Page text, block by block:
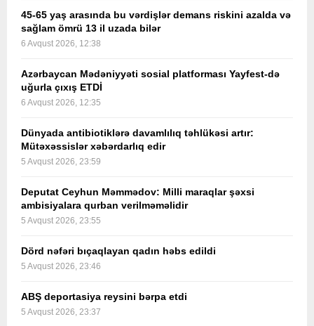
45-65 yaş arasında bu vərdişlər demans riskini azalda və
sağlam ömrü 13 il uzada bilər
6 Avqust 2026, 12:38
Azərbaycan Mədəniyyəti sosial platforması Yayfest-də
uğurla çıxış ETDİ
6 Avqust 2026, 12:35
Dünyada antibiotiklərə davamlılıq təhlükəsi artır:
Mütəxəssislər xəbərdarlıq edir
5 Avqust 2026, 23:59
Deputat Ceyhun Məmmədov: Milli maraqlar şəxsi
ambisiyalara qurban verilməməlidir
5 Avqust 2026, 23:55
Dörd nəfəri bıçaqlayan qadın həbs edildi
5 Avqust 2026, 23:46
ABŞ deportasiya reysini bərpa etdi
5 Avqust 2026, 23:37